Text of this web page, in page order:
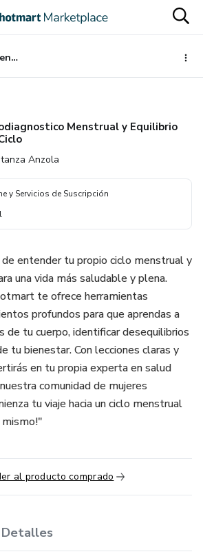
Autodiagnostico Menstrual y Equilibrio del Ciclo
Menstrual y Equilibrio
Anzola
y Servicios de Suscripción
entender tu propio ciclo menstrual y
una vida más saludable y plena.
te ofrece herramientas
profundos para que aprendas a
de tu cuerpo, identificar desequilibrios
tu bienestar. Con lecciones claras y
en tu propia experta en salud
comunidad de mujeres
tu viaje hacia un ciclo menstrual
mismo!"
al producto comprado
Detalles